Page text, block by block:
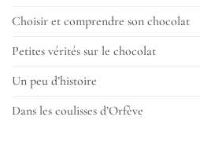
Choisir et comprendre son chocolat
Petites vérités sur le chocolat
Un peu d’histoire
Dans les coulisses d’Orfève